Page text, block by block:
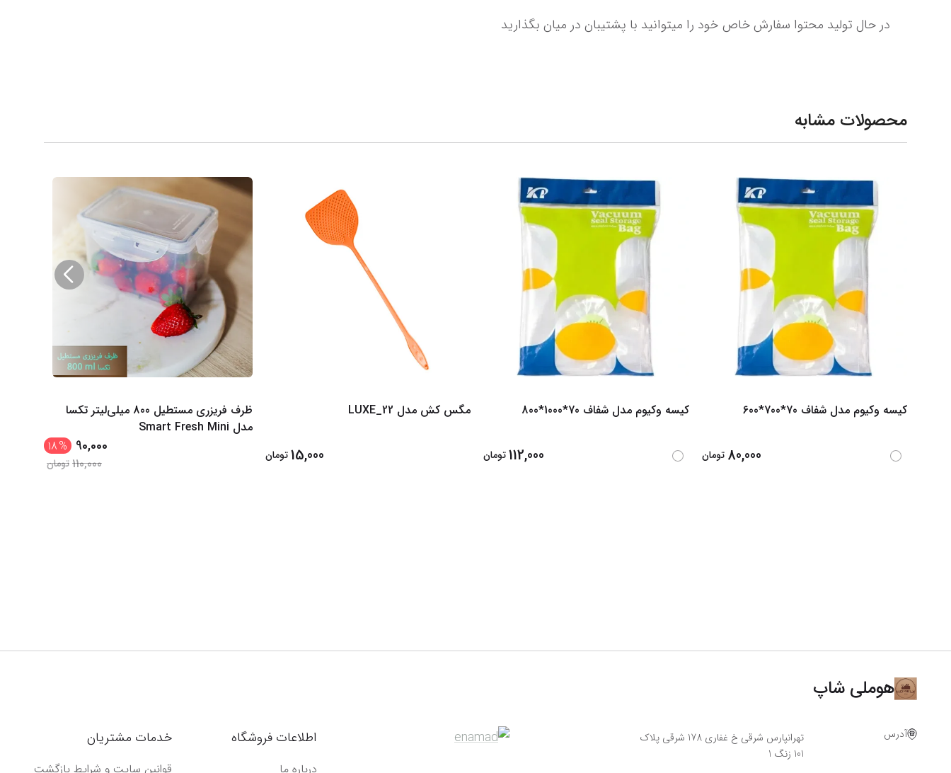
در حال تولید محتوا سفارش خاص خود را میتوانید با پشتیبان در میان بگذارید
محصولات مشابه
کیسه وکیوم مدل شفاف 70*700*600
80,000 تومان
کیسه وکیوم مدل شفاف 70*1000*800
112,000تومان
مگس کش مدل LUXE_22
15,000 تومان
ظرف فریزری مستطیل 800 میلی‌لیتر تکسا
مدل Smart Fresh Mini
90,000
%
18
110,000تومان
هوملی شاپ
آدرس
تهرانپارس شرقی خ غفاری 178 شرقی پلاک
101 زنگ 1
اطلاعات فروشگاه
درباره ما
خدمات مشتریان
قوانین سایت و شرایط بازگشت